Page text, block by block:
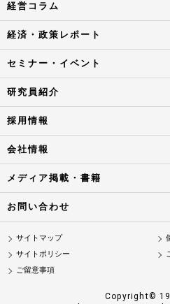
経営コラム
経済・政策レポート
セミナー・イベント
研究員紹介
採用情報
会社情報
メディア掲載・書籍
お問い合わせ
サイトマップ
サイトポリシー
ご留意事項
Copyright©